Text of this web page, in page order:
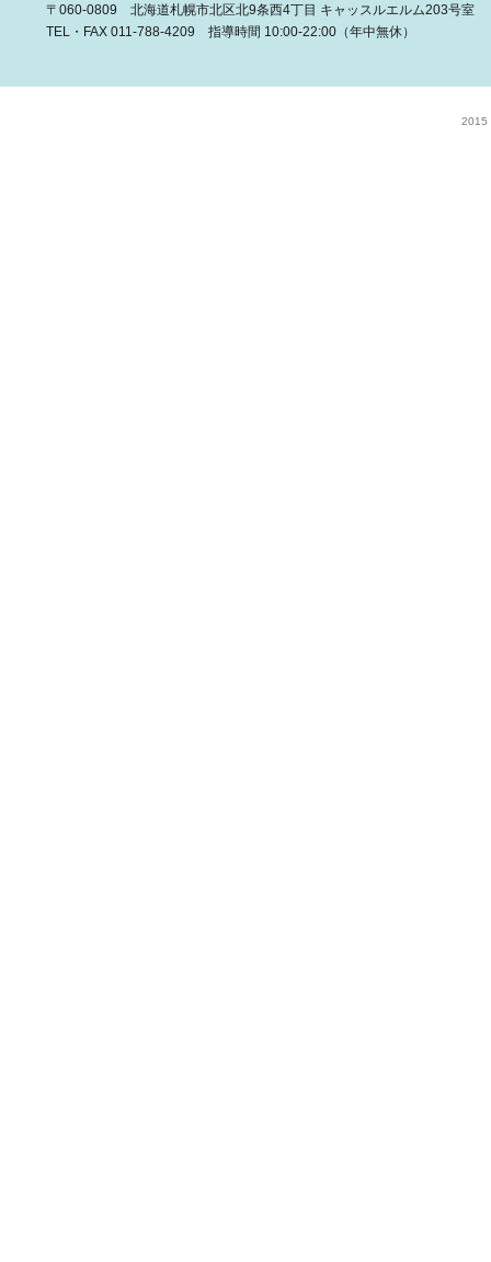
〒060-0809 北海道札幌市北区北9条西4丁目 キャッスルエルム203号室
TEL・FAX 011-788-4209 指導時間 10:00-22:00（年中無休）
2015